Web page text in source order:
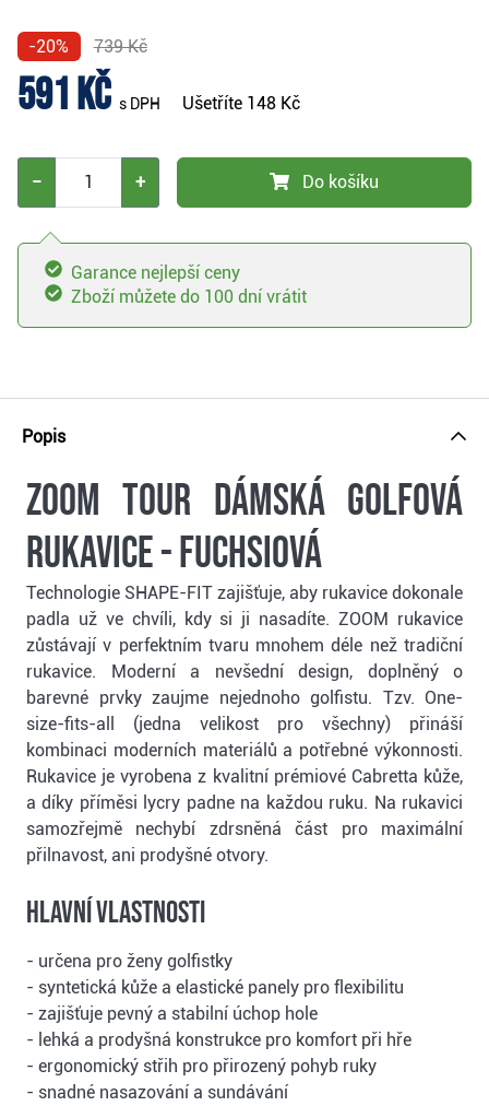
-20% 739 Kč
591 Kč s DPH Ušetříte 148 Kč
− + Do košíku
Garance nejlepší ceny
Zboží můžete do 100 dní vrátit
Popis
Zoom Tour dámská golfová
rukavice - fuchsiová
Technologie SHAPE-FIT zajišťuje, aby rukavice dokonale
padla už ve chvíli, kdy si ji nasadíte. ZOOM rukavice
zůstávají v perfektním tvaru mnohem déle než tradiční
rukavice. Moderní a nevšední design, doplněný o
barevné prvky zaujme nejednoho golfistu. Tzv. One-
size-fits-all (jedna velikost pro všechny) přináší
kombinaci moderních materiálů a potřebné výkonnosti.
Rukavice je vyrobena z kvalitní prémiové Cabretta kůže,
a díky příměsi lycry padne na každou ruku. Na rukavici
samozřejmě nechybí zdrsněná část pro maximální
přilnavost, ani prodyšné otvory.
Hlavní vlastnosti
- určena pro ženy golfistky
- syntetická kůže a elastické panely pro flexibilitu
- zajišťuje pevný a stabilní úchop hole
- lehká a prodyšná konstrukce pro komfort při hře
- ergonomický střih pro přirozený pohyb ruky
- snadné nasazování a sundávání